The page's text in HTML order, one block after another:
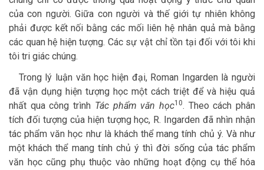
của con người. Giữa con người và thế giới tự nhiên không
phải được kết nối bằng các mối liên hệ nhân quả mà bằng
các quan hệ hiện tượng. Các sự vật chỉ tồn tại đối với tôi khi
tôi tri giác chúng.
Trong lý luận văn học hiện đại, Roman Ingarden là người
đã vận dụng hiện tượng học một cách triệt để và hiệu quả
nhất qua công trình Tác phẩm văn học10. Theo cách phân
tích đối tượng của hiện tượng học, R. Ingarden đã nhìn nhận
tác phẩm văn học như là khách thể mang tính chủ ý. Và như
một khách thể mang tính chủ ý thì đời sống của tác phẩm
văn học cũng phụ thuộc vào những hoạt động cụ thể hóa